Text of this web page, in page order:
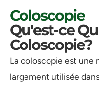
Coloscopie
Qu'est-ce
Coloscopie?
La coloscopie est une
largement utilisée